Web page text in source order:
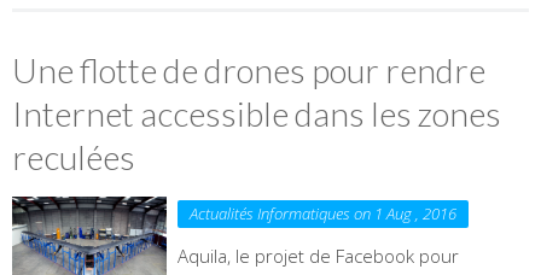
Une flotte de drones pour rendre
Internet accessible dans les zones
reculées
Actualités Informatiques on 1 Aug , 2016
Aquila, le projet de Facebook pour